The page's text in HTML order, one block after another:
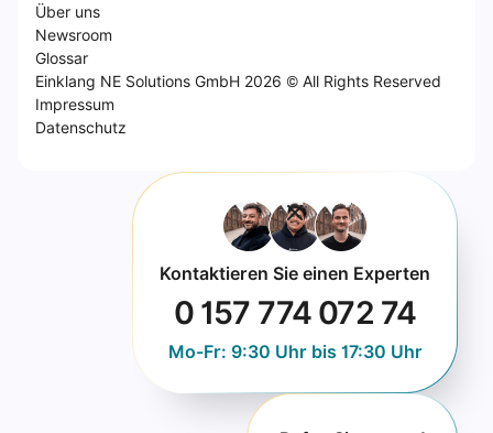
Über uns
Newsroom
Glossar
Einklang NE Solutions GmbH 2026 © All Rights Reserved
Impressum
Datenschutz
Kontaktieren Sie einen Experten
0 157 774 072 74
Mo-Fr: 9:30 Uhr bis 17:30 Uhr